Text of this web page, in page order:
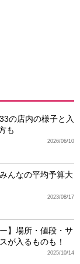
の店内の様子と入
も
2026/06/10
んなの平均予算大
2023/08/17
】場所・値段・サ
が入るものも！
2025/10/14